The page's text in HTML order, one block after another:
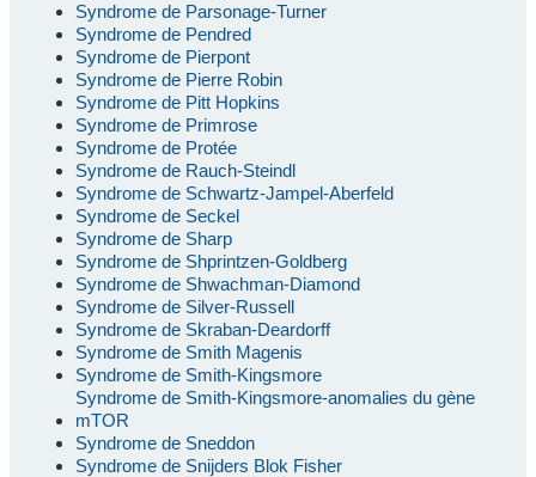
Syndrome de Parsonage-Turner
Syndrome de Pendred
Syndrome de Pierpont
Syndrome de Pierre Robin
Syndrome de Pitt Hopkins
Syndrome de Primrose
Syndrome de Protée
Syndrome de Rauch-Steindl
Syndrome de Schwartz-Jampel-Aberfeld
Syndrome de Seckel
Syndrome de Sharp
Syndrome de Shprintzen-Goldberg
Syndrome de Shwachman-Diamond
Syndrome de Silver-Russell
Syndrome de Skraban-Deardorff
Syndrome de Smith Magenis
Syndrome de Smith-Kingsmore
Syndrome de Smith-Kingsmore-anomalies du gène
mTOR
Syndrome de Sneddon
Syndrome de Snijders Blok Fisher